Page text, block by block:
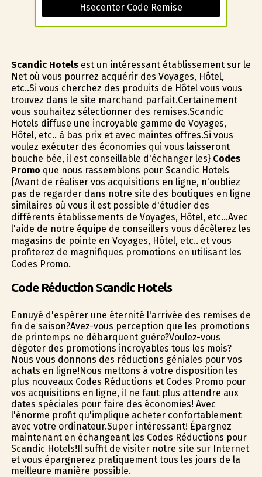
Hsecenter Code Remise
Scandic Hotelsest un intéressant établissement sur le
Net où vous pourrez acquérir des Voyages, Hôtel,
etc..Si vous cherchez des produits de Hôtel vous vous
trouvez dans le site marchand parfait.Certainement
vous souhaitez sélectionner des remises.Scandic
Hotels diffuse une incroyable gamme de Voyages,
Hôtel, etc.. à bas prix et avec maintes offres.Si vous
voulez exécuter des économies qui vous laisseront
bouche bée, il est conseillable d'échanger les} Codes
Promo que nous rassemblons pour Scandic Hotels
{Avant de réaliser vos acquisitions en ligne, n'oubliez
pas de regarder dans notre site des boutiques en ligne
similaires où vous il est possible d'étudier des
différents établissements de Voyages, Hôtel, etc...Avec
l'aide de notre équipe de conseillers vous décèlerez les
magasins de pointe en Voyages, Hôtel, etc.. et vous
profiterez de magnifiques promotions en utilisant les
Codes Promo.
Code Réduction Scandic Hotels
Ennuyé d'espérer une éternité l'arrivée des remises de
fin de saison?Avez-vous perception que les promotions
de printemps ne débarquent guère?Voulez-vous
dégoter des promotions incroyables tous les mois?
Nous vous donnons des réductions géniales pour vos
achats en ligne!Nous mettons à votre disposition les
plus nouveaux Codes Réductions et Codes Promo pour
vos acquisitions en ligne, il ne faut plus attendre aux
dates spéciales pour faire des économies! Avec
l'énorme profit qu'implique acheter confortablement
avec votre ordinateur.Super intéressant! Épargnez
maintenant en échangeant les Codes Réductions pour
Scandic Hotels!Il suffit de visiter notre site sur Internet
et vous épargnerez pratiquement tous les jours de la
meilleure manière possible.